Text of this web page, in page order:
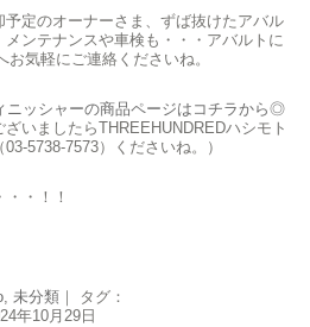
定のオーナーさま、ずば抜けたアバル
メンテナンスや車検も・・・アバルトに
気軽にご連絡くださいね。
ッシャーの商品ページはコチラから◎
ざいましたらTHREEHUNDREDハシモト
5738-7573）くださいね。）
・！！
, 未分類 ｜ タグ：
年10月29日